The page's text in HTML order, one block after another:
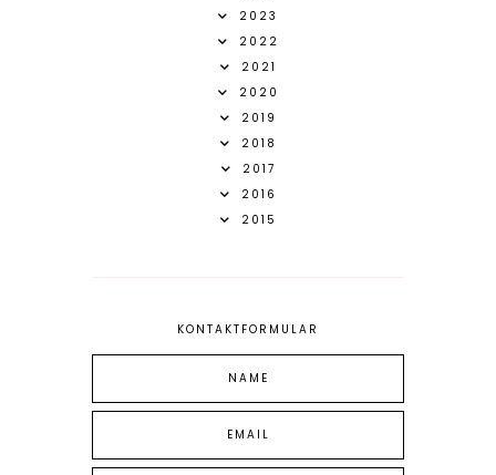
2023
2022
2021
2020
2019
2018
2017
2016
2015
KONTAKTFORMULAR